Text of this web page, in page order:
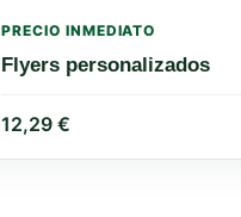
PRECIO INMEDIATO
Flyers personalizados
12,29 €